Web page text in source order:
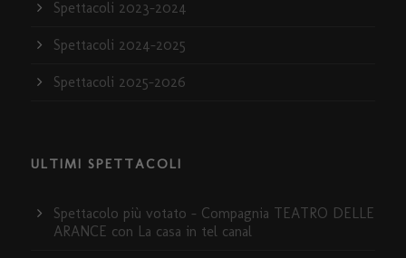
Spettacoli 2023-2024
Spettacoli 2024-2025
Spettacoli 2025-2026
ULTIMI SPETTACOLI
Spettacolo più votato – Compagnia TEATRO DELLE
ARANCE con La casa in tel canal